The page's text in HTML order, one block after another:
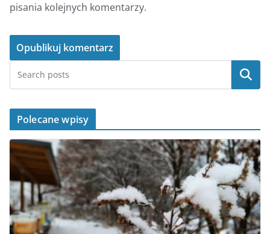
pisania kolejnych komentarzy.
Szukaj
Polecane wpisy